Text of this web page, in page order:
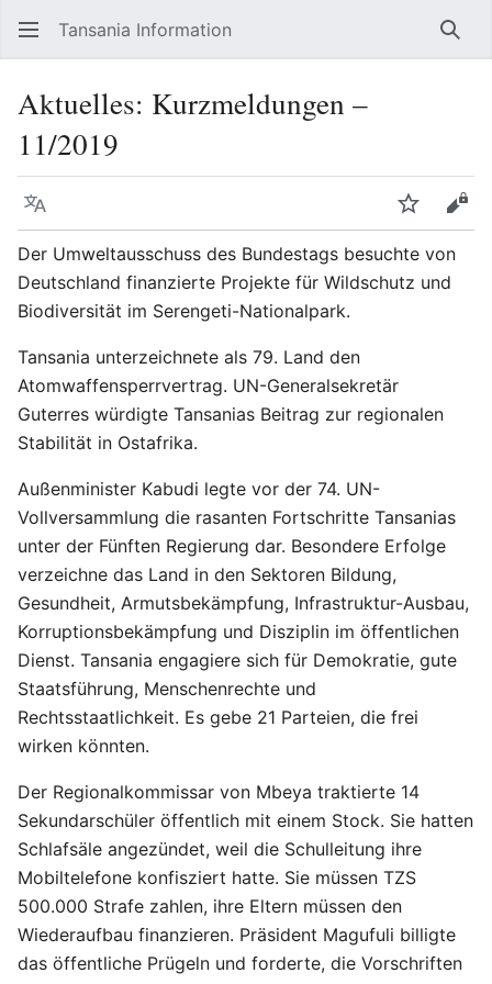
Tansania Information
Aktuelles: Kurzmeldungen –
11/2019
Sprache
Der Umweltausschuss des Bundestags besuchte von
Deutschland finanzierte Projekte für Wildschutz und
Biodiversität im Serengeti-Nationalpark.
Tansania unterzeichnete als 79. Land den
Atomwaffensperrvertrag. UN-Generalsekretär
Guterres würdigte Tansanias Beitrag zur regionalen
Stabilität in Ostafrika.
Außenminister Kabudi legte vor der 74. UN-
Vollversammlung die rasanten Fortschritte Tansanias
unter der Fünften Regierung dar. Besondere Erfolge
verzeichne das Land in den Sektoren Bildung,
Gesundheit, Armutsbekämpfung, Infrastruktur-Ausbau,
Korruptionsbekämpfung und Disziplin im öffentlichen
Dienst. Tansania engagiere sich für Demokratie, gute
Staatsführung, Menschenrechte und
Rechtsstaatlichkeit. Es gebe 21 Parteien, die frei
wirken könnten.
Der Regionalkommissar von Mbeya traktierte 14
Sekundarschüler öffentlich mit einem Stock. Sie hatten
Schlafsäle angezündet, weil die Schulleitung ihre
Mobiltelefone konfisziert hatte. Sie müssen TZS
500.000 Strafe zahlen, ihre Eltern müssen den
Wiederaufbau finanzieren. Präsident Magufuli billigte
das öffentliche Prügeln und forderte, die Vorschriften